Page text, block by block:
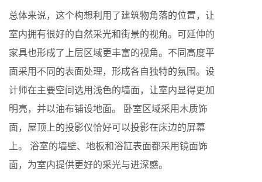
总体来说，这个构想利用了建筑物角落的位置，让
室内拥有很好的自然采光和街景的视角。可延伸的
家具也形成了上层区域更丰富的视角。不同高度平
面采用不同的表面处理，形成各自独特的氛围。设
计师在主要空间选用浅色的墙面，让室内显得更加
明亮，并以油布铺设地面。 卧室区域采用木质饰
面，屋顶上的投影仪恰好可以投影在床边的屏幕
上。 浴室的墙壁、地板和浴缸表面都采用镜面饰
面，为室内提供更好的采光与进深感。